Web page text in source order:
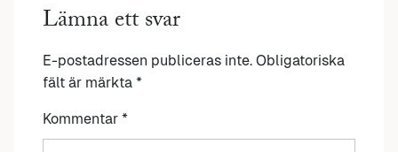
Lämna ett svar
E-postadressen publiceras inte. Obligatoriska
fält är märkta *
Kommentar *